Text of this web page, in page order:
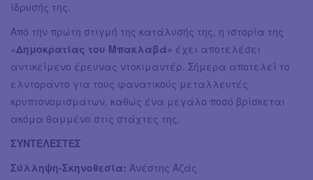
ίδρυσής της.
Από την πρώτη στιγμή της κατάλυσής της, η ιστορία της
«Δημοκρατίας του Μπακλαβά» έχει αποτελέσει
αντικείμενο έρευνας ντοκιμαντέρ. Σήμερα αποτελεί το
ελντοράντο για τους φανατικούς μεταλλευτές
κρυπτονομισμάτων, καθώς ένα μεγάλο ποσό βρίσκεται
ακόμα θαμμένο στις στάχτες της.
ΣΥΝΤΕΛΕΣΤΕΣ
Σύλληψη-Σκηνοθεσία: Ανέστης Αζάς